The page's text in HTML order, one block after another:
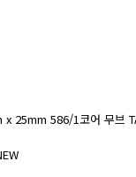
25mm 586/1코어 무브